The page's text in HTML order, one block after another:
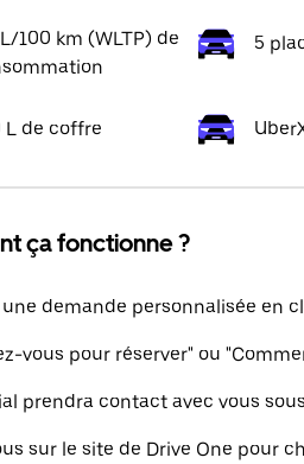
100 km (WLTP) de
5
L de coffre
ça fonctionne ?
demande personnalisée en
vous pour réserver" ou
prendra contact avec vous
sur le site de Drive One pour